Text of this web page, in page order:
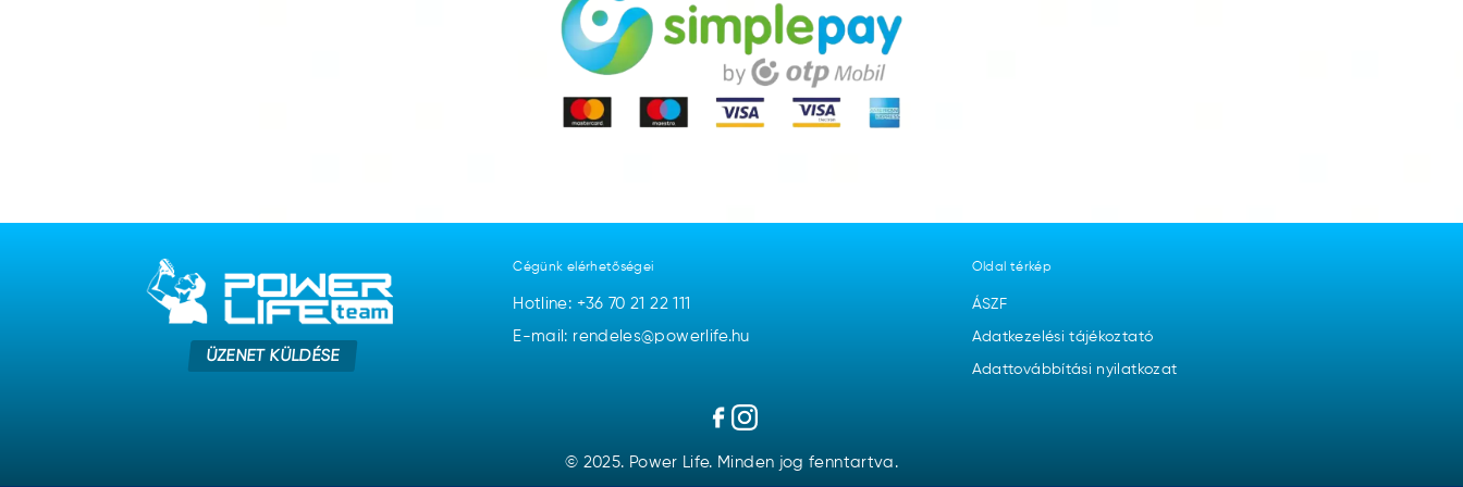
ÜZENET KÜLDÉSE
Cégünk elérhetőségei
Hotline: +36 70 21 22 111
E-mail: rendeles@powerlife.hu
Oldal térkép
ÁSZF
Adatkezelési tájékoztató
Adattovábbítási nyilatkozat
© 2025. Power Life. Minden jog fenntartva.